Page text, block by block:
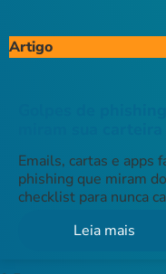
Artigo
Emails, cartas e apps
phishing que miram
checklist para nunca
Leia mais